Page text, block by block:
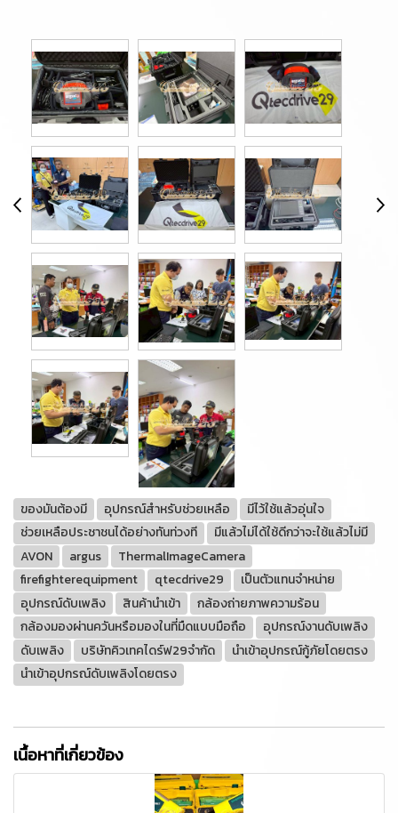
ของมันต้องมี อุปกรณ์สำหรับช่วยเหลือ
มีไว้ใช้แล้วอุ่นใจ
ช่วยเหลือประชาชนได้อย่างทันท่วงที
มีแล้วไม่ได้ใช้ดีกว่าจะใช้แล้วไม่มี
AVON
argus
ThermalImageCamera
firefighterequipment
qtecdrive29
เป็นตัวแทนจำหน่าย
อุปกรณ์ดับเพลิง
สินค้านำเข้า
กล้องถ่ายภาพความร้อน
กล้องมองผ่านควันหรือมองในที่มืดแบบมือถือ
อุปกรณ์งานดับเพลิง
ดับเพลิง
บริษัทคิวเทคไดร์ฟ29จำกัด
นำเข้าอุปกรณ์กู้ภัยโดยตรง
นำเข้าอุปกรณ์ดับเพลิงโดยตรง
เนื้อหาที่เกี่ยวข้อง